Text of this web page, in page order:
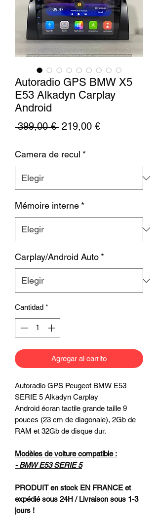
Autoradio GPS BMW X5
E53 Alkadyn Carplay
Android
399,00 € Precio
219,00 €Precio
Camera de recul *
Mémoire interne *
Carplay/Android Auto *
Cantidad *
Agregar al carrito
Autoradio GPS Peugeot BMW E53
SERIE 5 Alkadyn Carplay
Android écran tactile grande taille 9
pouces (23 cm de diagonale), 2Gb de
RAM et 32Gb de disque dur.
Modèles de voiture compatible :
- BMW E53 SERIE 5
PRODUIT en stock EN FRANCE et
expédié sous 24H / Livraison sous 1-3
jours !